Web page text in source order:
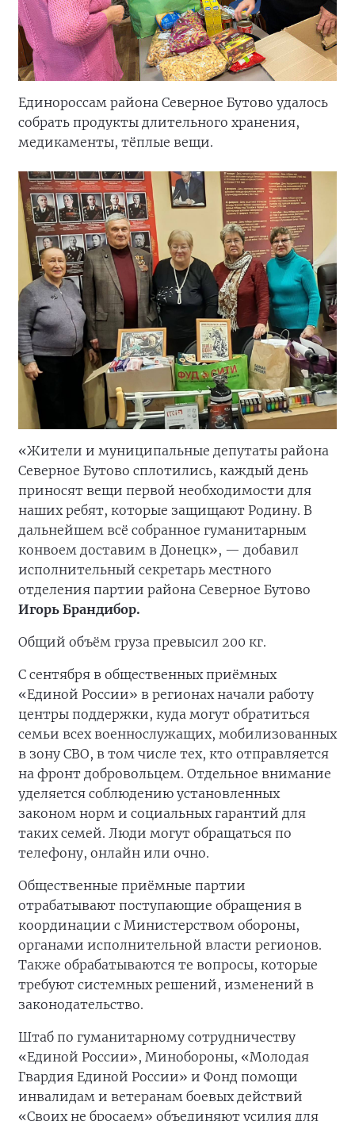
Единороссам района Северное Бутово удалось
собрать продукты длительного хранения,
медикаменты, тёплые вещи.
«Жители и муниципальные депутаты района
Северное Бутово сплотились, каждый день
приносят вещи первой необходимости для
наших ребят, которые защищают Родину. В
дальнейшем всё собранное гуманитарным
конвоем доставим в Донецк», — добавил
исполнительный секретарь местного
отделения партии района Северное Бутово
Игорь Брандибор.
Общий объём груза превысил 200 кг.
С сентября в общественных приёмных
«Единой России» в регионах начали работу
центры поддержки, куда могут обратиться
семьи всех военнослужащих, мобилизованных
в зону СВО, в том числе тех, кто отправляется
на фронт добровольцем. Отдельное внимание
уделяется соблюдению установленных
законом норм и социальных гарантий для
таких семей. Люди могут обращаться по
телефону, онлайн или очно.
Общественные приёмные партии
отрабатывают поступающие обращения в
координации с Министерством обороны,
органами исполнительной власти регионов.
Также обрабатываются те вопросы, которые
требуют системных решений, изменений в
законодательство.
Штаб по гуманитарному сотрудничеству
«Единой России», Минобороны, «Молодая
Гвардия Единой России» и Фонд помощи
инвалидам и ветеранам боевых действий
«Своих не бросаем» объединяют усилия для